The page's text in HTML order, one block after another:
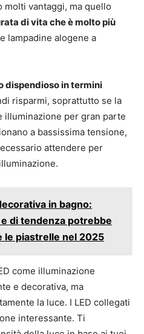
molti vantaggi, ma quello
di vita che è molto più
lampadine alogene a
dispendioso in termini
risparmi, soprattutto se la
illuminazione per gran parte
a bassissima tensione,
attendere per
in bagno:
di tendenza potrebbe
le piastrelle nel 2025
come illuminazione
e decorativa, ma
la luce. I LED collegati
interessante. Ti